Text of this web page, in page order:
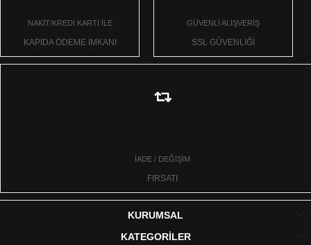
NAKİT/KREDİ KARTI İLE
KAPIDA ÖDEME İMKANI
GÜVENLİ ALIŞVERİŞ
SSL GÜVENLİĞİ
İADE / DEĞİŞİM
FIRSATI
KURUMSAL
KATEGORİLER